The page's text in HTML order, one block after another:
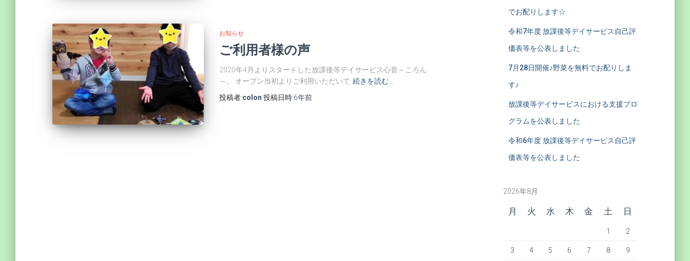
お知らせ
ご利用者様の声
2020年4月よりスタートした放課後等デイサービス心音～ころん
～。 オープン当初よりご利用いただいて 続きを読む…
投稿者:colon 投稿日時:6年前
でお配りします☆
令和7年度 放課後等デイサービス自己評
価表等を公表しました
7月28日開催♪野菜を無料でお配りしま
す♪
放課後等デイサービスにおける支援プロ
グラムを公表しました
令和6年度 放課後等デイサービス自己評
価表等を公表しました
2026年8月
月 火 水 木 金 土 日
1 2
3 4 5 6 7 8 9